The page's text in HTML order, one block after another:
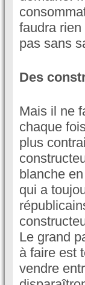
faudra rien
pas sans
Des
Mais il ne
chaque
plus
blanche
qui a
Le grand
à faire est
vendre